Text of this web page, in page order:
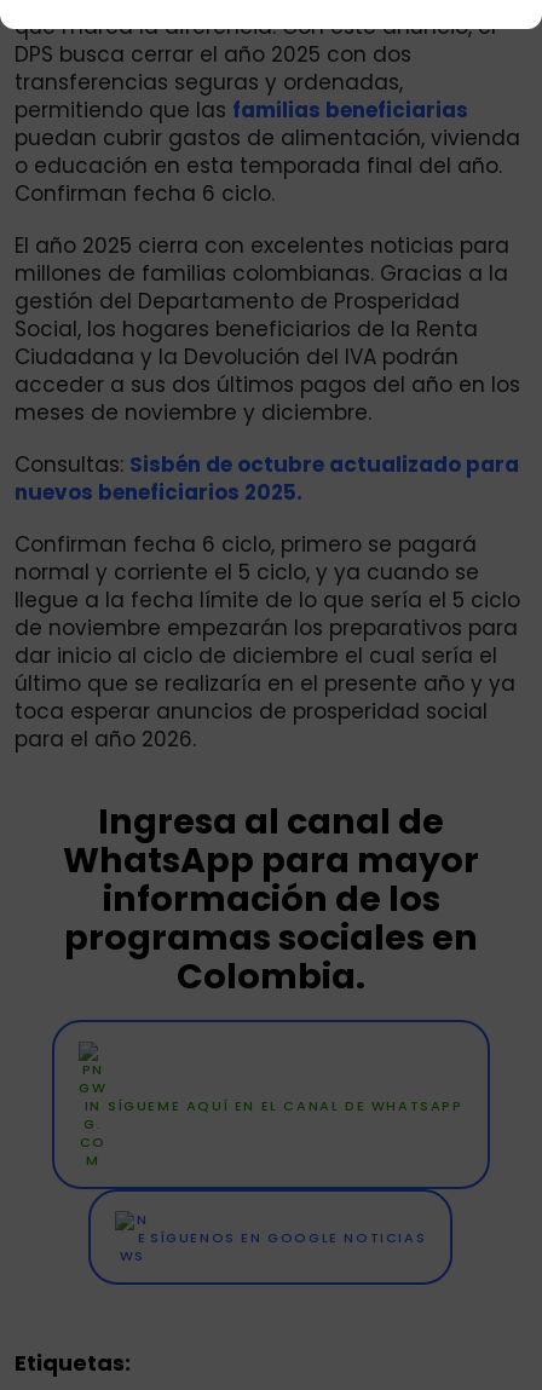
que marca la diferencia. Con este anuncio, el
DPS busca cerrar el año 2025 con dos
transferencias seguras y ordenadas,
permitiendo que las familias beneficiarias
puedan cubrir gastos de alimentación, vivienda
o educación en esta temporada final del año.
Confirman fecha 6 ciclo.
El año 2025 cierra con excelentes noticias para
millones de familias colombianas. Gracias a la
gestión del Departamento de Prosperidad
Social, los hogares beneficiarios de la Renta
Ciudadana y la Devolución del IVA podrán
acceder a sus dos últimos pagos del año en los
meses de noviembre y diciembre.
Consultas: Sisbén de octubre actualizado para
nuevos beneficiarios 2025.
Confirman fecha 6 ciclo, primero se pagará
normal y corriente el 5 ciclo, y ya cuando se
llegue a la fecha límite de lo que sería el 5 ciclo
de noviembre empezarán los preparativos para
dar inicio al ciclo de diciembre el cual sería el
último que se realizaría en el presente año y ya
toca esperar anuncios de prosperidad social
para el año 2026.
Ingresa al canal de
WhatsApp para mayor
información de los
programas sociales en
Colombia.
SÍGUEME AQUÍ EN EL CANAL DE WHATSAPP
SÍGUENOS EN GOOGLE NOTICIAS
Etiquetas: